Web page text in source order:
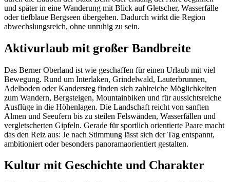
und später in eine Wanderung mit Blick auf Gletscher, Wasserfälle
oder tiefblaue Bergseen übergehen. Dadurch wirkt die Region
abwechslungsreich, ohne unruhig zu sein.
Aktivurlaub mit großer Bandbreite
Das Berner Oberland ist wie geschaffen für einen Urlaub mit viel
Bewegung. Rund um Interlaken, Grindelwald, Lauterbrunnen,
Adelboden oder Kandersteg finden sich zahlreiche Möglichkeiten
zum Wandern, Bergsteigen, Mountainbiken und für aussichtsreiche
Ausflüge in die Höhenlagen. Die Landschaft reicht von sanften
Almen und Seeufern bis zu steilen Felswänden, Wasserfällen und
vergletscherten Gipfeln. Gerade für sportlich orientierte Paare macht
das den Reiz aus: Je nach Stimmung lässt sich der Tag entspannt,
ambitioniert oder besonders panoramaorientiert gestalten.
Kultur mit Geschichte und Charakter